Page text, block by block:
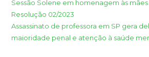
Sessão Solene em homenagem às mães
Resolução 02/2023
Assassinato de professora em SP gera
maioridade penal e atenção à saúde